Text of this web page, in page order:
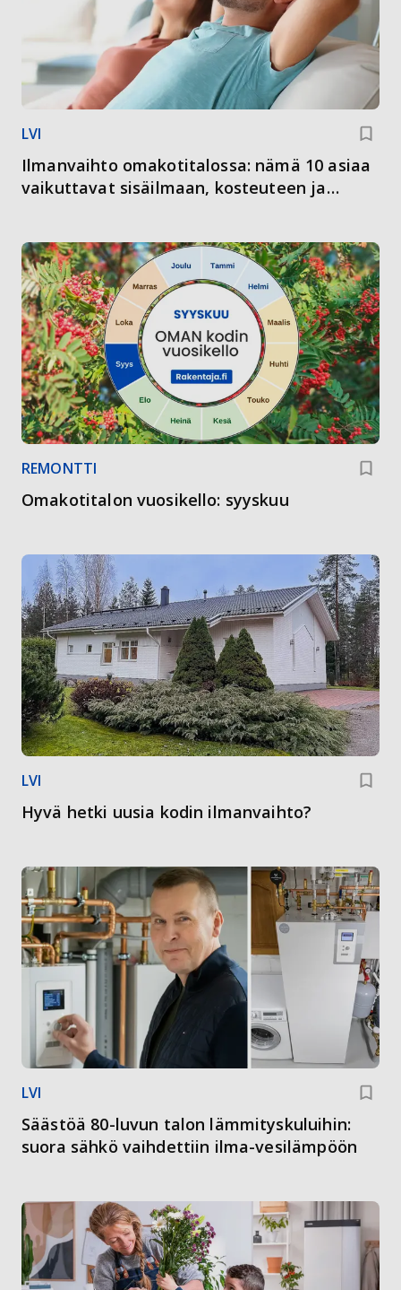
LVI
Ilmanvaihto omakotitalossa: nämä 10 asiaa
vaikuttavat sisäilmaan, kosteuteen ja
REMONTTI
Omakotitalon vuosikello: syyskuu
LVI
Hyvä hetki uusia kodin ilmanvaihto?
LVI
Säästöä 80-luvun talon lämmityskuluihin:
suora sähkö vaihdettiin ilma-vesilämpöön